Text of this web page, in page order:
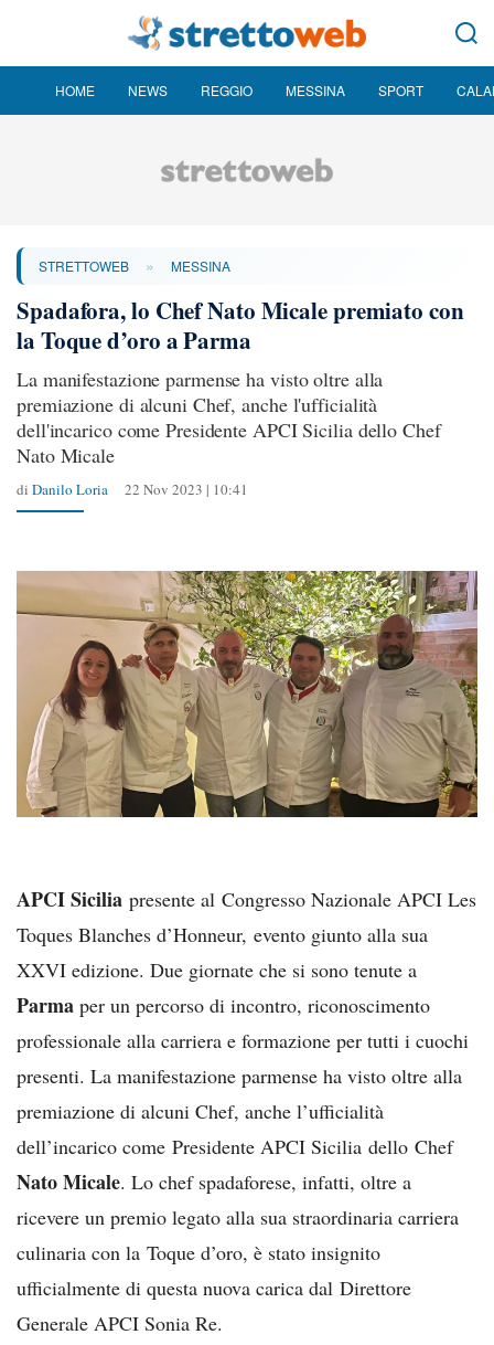
HOME NEWS REGGIO MESSINA SPORT
STRETTOWEB » MESSINA
Spadafora, lo Chef Nato Micale premiato con
la Toque d’oro a Parma
La manifestazione parmense ha visto oltre alla
premiazione di alcuni Chef, anche l'ufficialità
dell'incarico come Presidente APCI Sicilia dello Chef
Nato Micale
di Danilo Loria 22 Nov 2023 | 10:41
APCI Sicilia presente al Congresso Nazionale APCI Les
Toques Blanches d’Honneur, evento giunto alla sua
XXVI edizione. Due giornate che si sono tenute a
Parma per un percorso di incontro, riconoscimento
professionale alla carriera e formazione per tutti i cuochi
presenti. La manifestazione parmense ha visto oltre alla
premiazione di alcuni Chef, anche l’ufficialità
dell’incarico come Presidente APCI Sicilia dello Chef
Nato Micale. Lo chef spadaforese, infatti, oltre a
ricevere un premio legato alla sua straordinaria carriera
culinaria con la Toque d’oro, è stato insignito
ufficialmente di questa nuova carica dal Direttore
Generale APCI Sonia Re.